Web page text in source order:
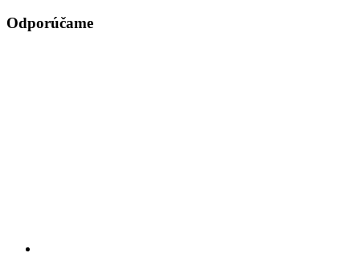
Odporúčame